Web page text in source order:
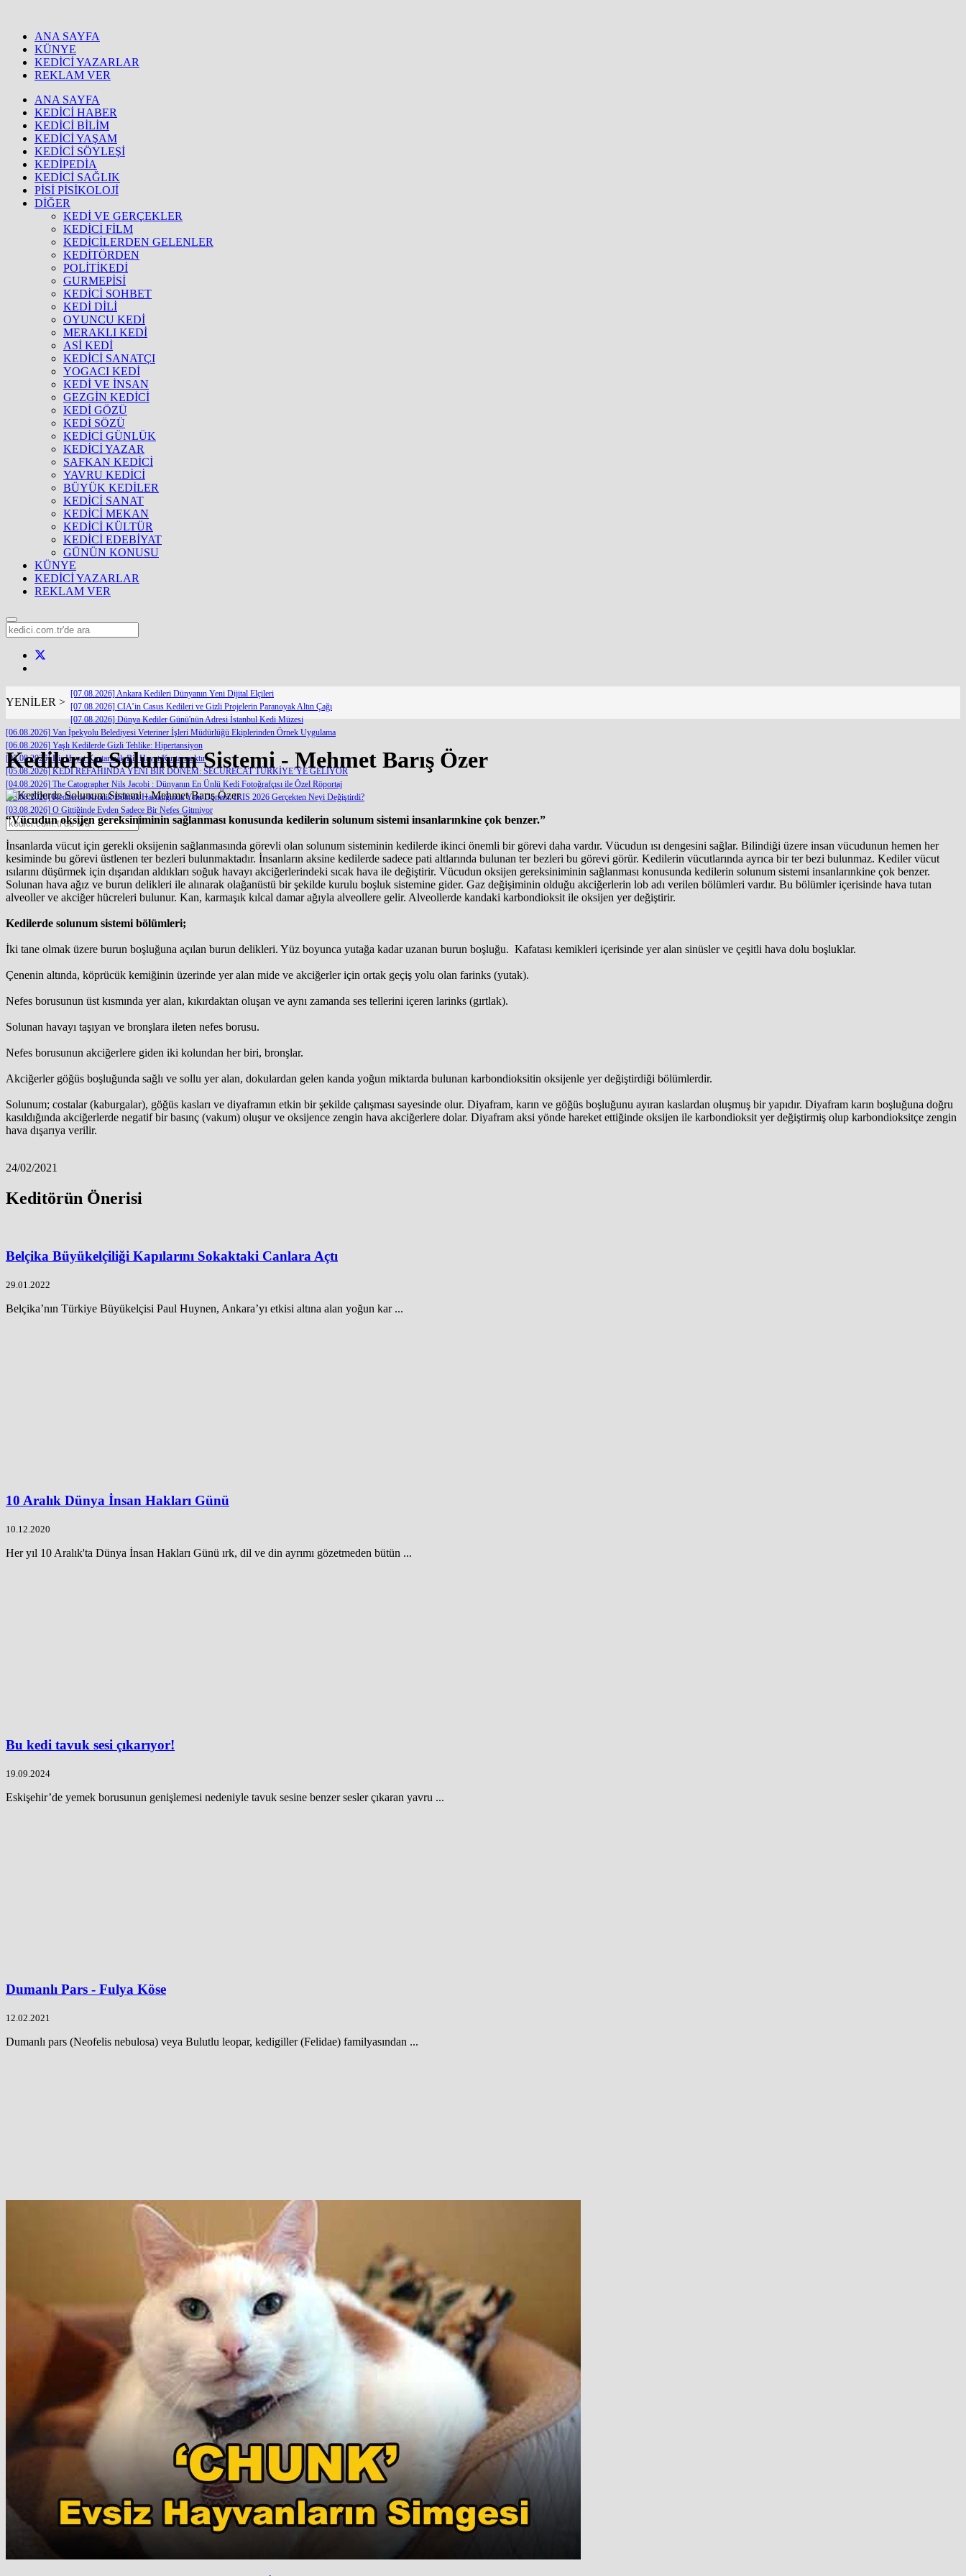
ANA SAYFA
KÜNYE
KEDİCİ YAZARLAR
REKLAM VER
ANA SAYFA
KEDİCİ HABER
KEDİCİ BİLİM
KEDİCİ YAŞAM
KEDİCİ SÖYLEŞİ
KEDİPEDİA
KEDİCİ SAĞLIK
PİSİ PİSİKOLOJİ
DİĞER
KEDİ VE GERÇEKLER
KEDİCİ FİLM
KEDİCİLERDEN GELENLER
KEDİTÖRDEN
POLİTİKEDİ
GURMEPİSİ
KEDİCİ SOHBET
KEDİ DİLİ
OYUNCU KEDİ
MERAKLI KEDİ
ASİ KEDİ
KEDİCİ SANATÇI
YOGACI KEDİ
KEDİ VE İNSAN
GEZGİN KEDİCİ
KEDİ GÖZÜ
KEDİ SÖZÜ
KEDİCİ GÜNLÜK
KEDİCİ YAZAR
SAFKAN KEDİCİ
YAVRU KEDİCİ
BÜYÜK KEDİLER
KEDİCİ SANAT
KEDİCİ MEKAN
KEDİCİ KÜLTÜR
KEDİCİ EDEBİYAT
GÜNÜN KONUSU
KÜNYE
KEDİCİ YAZARLAR
REKLAM VER
YENİLER >
[07.08.2026] Ankara Kedileri Dünyanın Yeni Dijital Elçileri
[07.08.2026] CIA’in Casus Kedileri ve Gizli Projelerin Paranoyak Altın Çağı
[07.08.2026] Dünya Kediler Günü'nün Adresi İstanbul Kedi Müzesi
[06.08.2026] Van İpekyolu Belediyesi Veteriner İşleri Müdürlüğü Ekiplerinden Örnek Uygulama
[06.08.2026] Yaşlı Kedilerde Gizli Tehlike: Hipertansiyon
[05.08.2026] Bir Hayat Kurtarmak Bir Hayat Kurtarmaktır
[05.08.2026] KEDİ REFAHINDA YENİ BİR DÖNEM: SECURECAT TÜRKİYE’YE GELİYOR
[04.08.2026] The Catographer Nils Jacobi : Dünyanın En Ünlü Kedi Fotoğrafçısı ile Özel Röportaj
[03.08.2026] Kedilerde Kronik Böbrek Hastalığında Yeni Dönem: IRIS 2026 Gerçekten Neyi Değiştirdi?
[03.08.2026] O Gittiğinde Evden Sadece Bir Nefes Gitmiyor
Kedilerde Solunum Sistemi - Mehmet Barış Özer
“Vücudun oksijen gereksiniminin sağlanması konusunda kedilerin solunum sistemi insanlarınkine çok benzer.”
İnsanlarda vücut için gerekli oksijenin sağlanmasında görevli olan solunum sisteminin kedilerde ikinci önemli bir görevi daha vardır. Vücudun ısı dengesini sağlar. Bilindiği üzere insan vücudunun hemen her
kesiminde bu görevi üstlenen ter bezleri bulunmaktadır. İnsanların aksine kedilerde sadece pati altlarında bulunan ter bezleri bu görevi görür. Kedilerin vücutlarında ayrıca bir ter bezi bulunmaz. Kediler vücut
ısılarını düşürmek için dışarıdan aldıkları soğuk havayı akciğerlerindeki sıcak hava ile değiştirir. Vücudun oksijen gereksiniminin sağlanması konusunda kedilerin solunum sistemi insanlarınkine çok benzer.
Solunan hava ağız ve burun delikleri ile alınarak olağanüstü bir şekilde kurulu boşluk sistemine gider. Gaz değişiminin olduğu akciğerlerin lob adı verilen bölümleri vardır. Bu bölümler içerisinde hava tutan
alveoller ve akciğer hücreleri bulunur. Kan, karmaşık kılcal damar ağıyla alveollere gelir. Alveollerde kandaki karbondioksit ile oksijen yer değiştirir.
Kedilerde solunum sistemi bölümleri;
İki tane olmak üzere burun boşluğuna açılan burun delikleri. Yüz boyunca yutağa kadar uzanan burun boşluğu. Kafatası kemikleri içerisinde yer alan sinüsler ve çeşitli hava dolu boşluklar.
Çenenin altında, köprücük kemiğinin üzerinde yer alan mide ve akciğerler için ortak geçiş yolu olan farinks (yutak).
Nefes borusunun üst kısmında yer alan, kıkırdaktan oluşan ve aynı zamanda ses tellerini içeren larinks (gırtlak).
Solunan havayı taşıyan ve bronşlara ileten nefes borusu.
Nefes borusunun akciğerlere giden iki kolundan her biri, bronşlar.
Akciğerler göğüs boşluğunda sağlı ve sollu yer alan, dokulardan gelen kanda yoğun miktarda bulunan karbondioksitin oksijenle yer değiştirdiği bölümlerdir.
Solunum; costalar (kaburgalar), göğüs kasları ve diyaframın etkin bir şekilde çalışması sayesinde olur. Diyafram, karın ve göğüs boşluğunu ayıran kaslardan oluşmuş bir yapıdır. Diyafram karın boşluğuna doğru
kasıldığında akciğerlerde negatif bir basınç (vakum) oluşur ve oksijence zengin hava akciğerlere dolar. Diyafram aksi yönde hareket ettiğinde oksijen ile karbondioksit yer değiştirmiş olup karbondioksitçe zengin
hava dışarıya verilir.
24/02/2021
Keditörün Önerisi
Belçika Büyükelçiliği Kapılarını Sokaktaki Canlara Açtı
29.01.2022
Belçika’nın Türkiye Büyükelçisi Paul Huynen, Ankara’yı etkisi altına alan yoğun kar ...
10 Aralık Dünya İnsan Hakları Günü
10.12.2020
Her yıl 10 Aralık'ta Dünya İnsan Hakları Günü ırk, dil ve din ayrımı gözetmeden bütün ...
Bu kedi tavuk sesi çıkarıyor!
19.09.2024
Eskişehir’de yemek borusunun genişlemesi nedeniyle tavuk sesine benzer sesler çıkaran yavru ...
Dumanlı Pars - Fulya Köse
12.02.2021
Dumanlı pars (Neofelis nebulosa) veya Bulutlu leopar, kedigiller (Felidae) familyasından ...